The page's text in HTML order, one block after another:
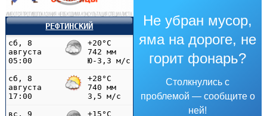
Не убран мусор,
яма на дороге, не
горит фонарь?
Столкнулись с
проблемой — сообщите о
ней!
РЕФТИНСКИЙ